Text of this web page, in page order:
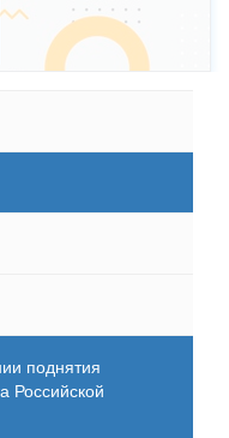
поднятия
Российской